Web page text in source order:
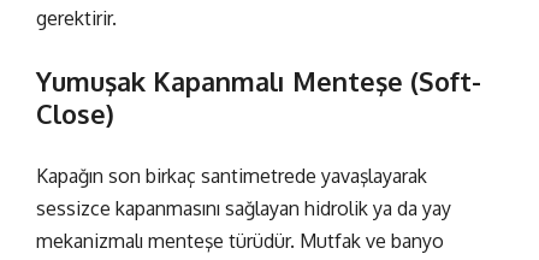
gerektirir.
Yumuşak Kapanmalı Menteşe (Soft-
Close)
Kapağın son birkaç santimetrede yavaşlayarak
sessizce kapanmasını sağlayan hidrolik ya da yay
mekanizmalı menteşe türüdür. Mutfak ve banyo